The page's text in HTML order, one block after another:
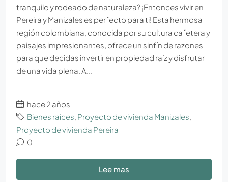
tranquilo y rodeado de naturaleza? ¡Entonces vivir en
Pereira y Manizales es perfecto para ti! Esta hermosa
región colombiana, conocida por su cultura cafetera y
paisajes impresionantes, ofrece un sinfín de razones
para que decidas invertir en propiedad raíz y disfrutar
de una vida plena. A...
hace 2 años
Bienes raíces, Proyecto de vivienda Manizales,
Proyecto de vivienda Pereira
0
Lee mas